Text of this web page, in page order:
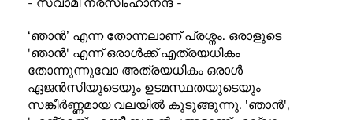
‘ഞാൻ’ എന്ന തോന്നലാണ് പ്രശ്നം. ഒരാളുടെ
'ഞാൻ' എന്ന് ഒരാൾക്ക് എത്രയധികം
തോന്നുന്നുവോ അത്രയധികം ഒരാൾ
ഏജൻസിയുടെയും ഉടമസ്ഥതയുടെയും
സങ്കീർണ്ണമായ വലയിൽ കുടുങ്ങുന്നു. 'ഞാൻ',